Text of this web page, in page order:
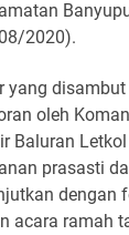
2020).
disambut
oleh
Baluran
prasasti
dengan
acara ramah